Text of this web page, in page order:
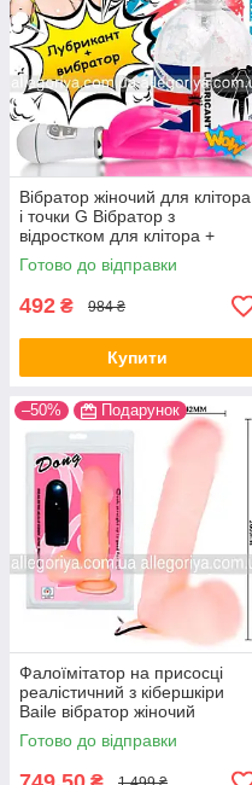
Вібратор жіночий для клітора
і точки G Вібратор з
відростком для клітора +
Анальна змазка 300 мл
Готово до відправки
492 ₴ 984 ₴
Купити
–50% Подарунок
Фалоїмітатор на присосці
реалістичний з кібершкіри
Baile вібратор жіночий
вібростимулятор
Готово до відправки